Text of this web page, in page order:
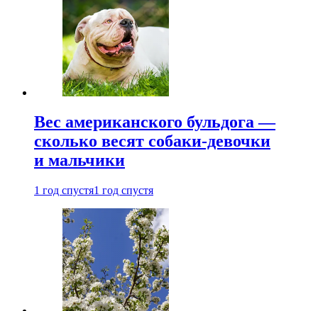
Вес американского бульдога —
сколько весят собаки-девочки
и мальчики
1 год спустя1 год спустя